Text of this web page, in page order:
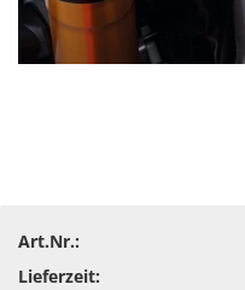
Art.Nr.:
Lieferzeit: